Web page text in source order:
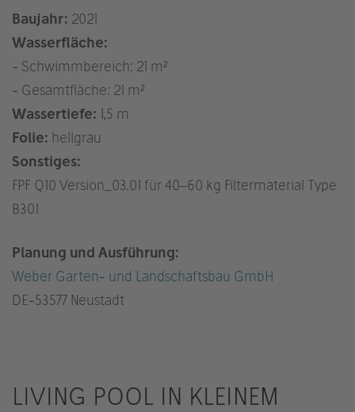
Baujahr: 2021
Wasserfläche:
- Schwimmbereich: 21 m²
- Gesamtfläche: 21 m²
Wassertiefe: 1,5 m
Folie: hellgrau
Sonstiges:
FPF Q10 Version_03.01 für 40–60 kg Filtermaterial Type
B301
Planung und Ausführung:
Weber Garten- und Landschaftsbau GmbH
DE-53577 Neustadt
LIVING POOL IN KLEINEM